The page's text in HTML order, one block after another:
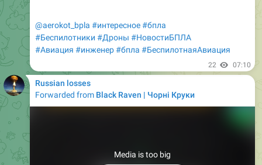
@aerokot_bpla #интересное#бпла
#Беспилотники #Дроны #НовостиБПЛА
#Авиация #инженер#бпла #БеспилотнаяАвиация
22 07:10
Russian losses
Forwarded from Black Raven | Чорні Круки
Media is too big